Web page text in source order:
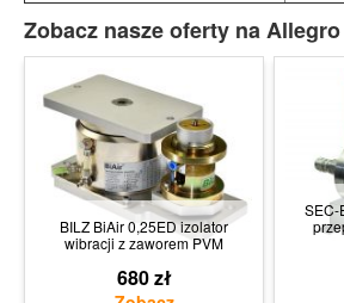
Zobacz nasze oferty na Allegro
BILZ BiAir 0,25ED izolator
wibracji z zaworem PVM
680 zł
SEC-